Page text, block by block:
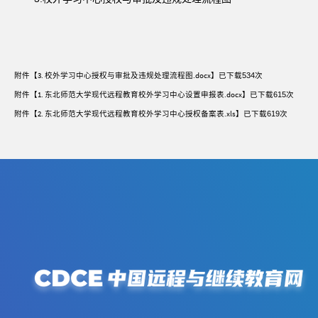
附件【3. 校外学习中心授权与审批及违规处理流程图.docx】已下载534次
附件【1. 东北师范大学现代远程教育校外学习中心设置申报表.docx】已下载615次
附件【2. 东北师范大学现代远程教育校外学习中心授权备案表.xls】已下载619次